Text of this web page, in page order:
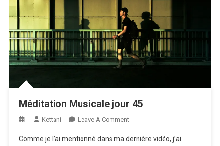
Méditation Musicale jour 45
Kettani Leave A CommentOn
Musicale
Comme je l’ai mentionné dans ma dernière vidéo, j’ai